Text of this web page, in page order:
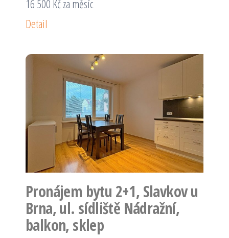
16 500 Kč za měsíc
Detail
Pronájem bytu 2+1, Slavkov u
Brna, ul. sídliště Nádražní,
balkon, sklep